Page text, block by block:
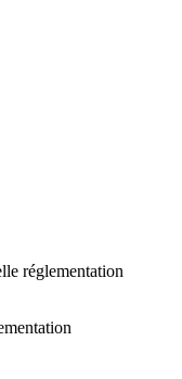
réglementation